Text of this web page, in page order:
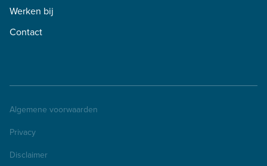
Werken bij
Contact
Algemene voorwaarden
Privacy
Disclaimer